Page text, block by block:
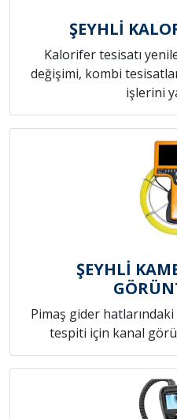
ŞEYHLİ
Kalorifer tesisatı
değişimi, kombi
işlerini
ŞEYHLİ
Pimaş gider hatlarındaki
tespiti için kanal